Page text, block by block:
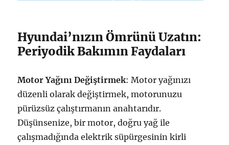
Hyundai’nızın Ömrünü Uzatın:
Periyodik Bakımın Faydaları
Motor Yağını Değiştirmek: Motor yağınızı
düzenli olarak değiştirmek, motorunuzu
pürüzsüz çalıştırmanın anahtarıdır.
Düşünsenize, bir motor, doğru yağ ile
çalışmadığında elektrik süpürgesinin kirli